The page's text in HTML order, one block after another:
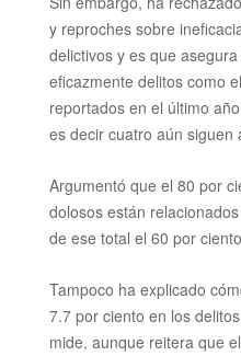
y reproches sobre
delictivos y es que
eficazmente delitoscomo
reportados en el último
es decir cuatro aún siguen
Argumentó que el 80 por
dolosos están
de ese total el 60 por
Tampoco ha explicado
7.7 por ciento en los delitos
mide, aunque reitera que